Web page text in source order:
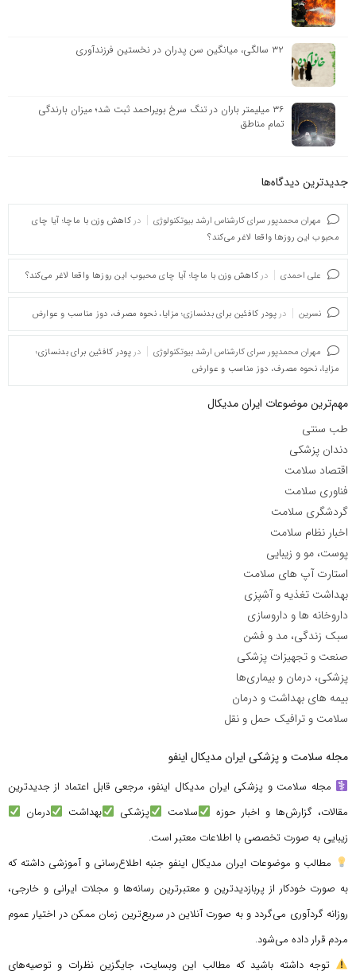
۳۲ سالگی، میانگین سن پدران در نخستین فرزندآوری
۳۶ میلیمتر باران در تنگ سرخ بویراحمد ثبت شد؛ میزان بارندگی
تمام مناطق
جدیدترین دیدگاه‌‌ها
مهران محمدپور سرای کارشناس ارشد بیوتکنولوژی در کاهش وزن با ماچا؛ آیا چای
محبوب این روزها واقعا لاغر می‌کند؟
علی احمدی در کاهش وزن با ماچا؛ آیا چای محبوب این روزها واقعا لاغر می‌کند؟
نسرین در پودر کافئین برای بدنسازی؛ مزایا، نحوه مصرف، دوز مناسب و عوارض
مهران محمدپور سرای کارشناس ارشد بیوتکنولوژی در پودر کافئین برای بدنسازی؛
مزایا، نحوه مصرف، دوز مناسب و عوارض
مهم‌ترین موضوعات ایران مدیکال
طب سنتی
دندان پزشکی
اقتصاد سلامت
فناوری سلامت
گردشگری سلامت
اخبار نظام سلامت
پوست، مو و زیبایی
استارت آپ های سلامت
بهداشت تغذیه و آشپزی
داروخانه ها و داروسازی
سبک زندگی، مد و فشن
صنعت و تجهیزات پزشکی
پزشکی، درمان و بیماری‌ها
بیمه های بهداشت و درمان
سلامت و ترافیک حمل و نقل
مجله سلامت و پزشکی ایران مدیکال اینفو
مجله سلامت و پزشکی ایران مدیکال اینفو، مرجعی قابل اعتماد از جدیدترین
مقالات، گزارش‌ها و اخبار حوزه
سلامت پزشکی بهداشت
درمان
زیبایی به صورت تخصصی با اطلاعات معتبر است.
مطالب و موضوعات ایران مدیکال اینفو جنبه اطلاع‌رسانی و آموزشی داشته که
به صورت خودکار از پربازدیدترین و معتبرترین رسانه‌ها و مجلات ایرانی و خارجی،
روزانه گردآوری می‌گردد و به صورت آنلاین در سریع‌ترین زمان ممکن در اختیار عموم
مردم قرار داده می‌شود.
توجه داشته باشید که مطالب این وبسایت، جایگزین نظرات و توصیه‌های